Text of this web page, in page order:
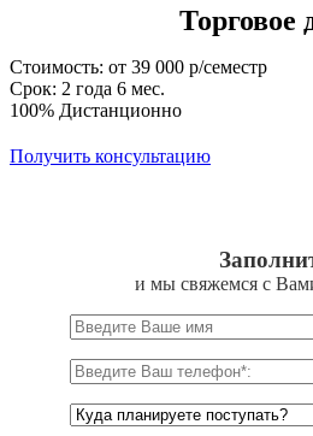
Торговое
Стоимость: от 39 000 р/семестр
Срок: 2 года 6 мес.
100% Дистанционно
Получить консультацию
и мы свяжемся с